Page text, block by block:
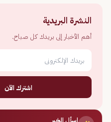
النشرة البريدية
أهم الأخبار إلى بريدك كل صباح.
اشترك الآن
اسأل الخبر